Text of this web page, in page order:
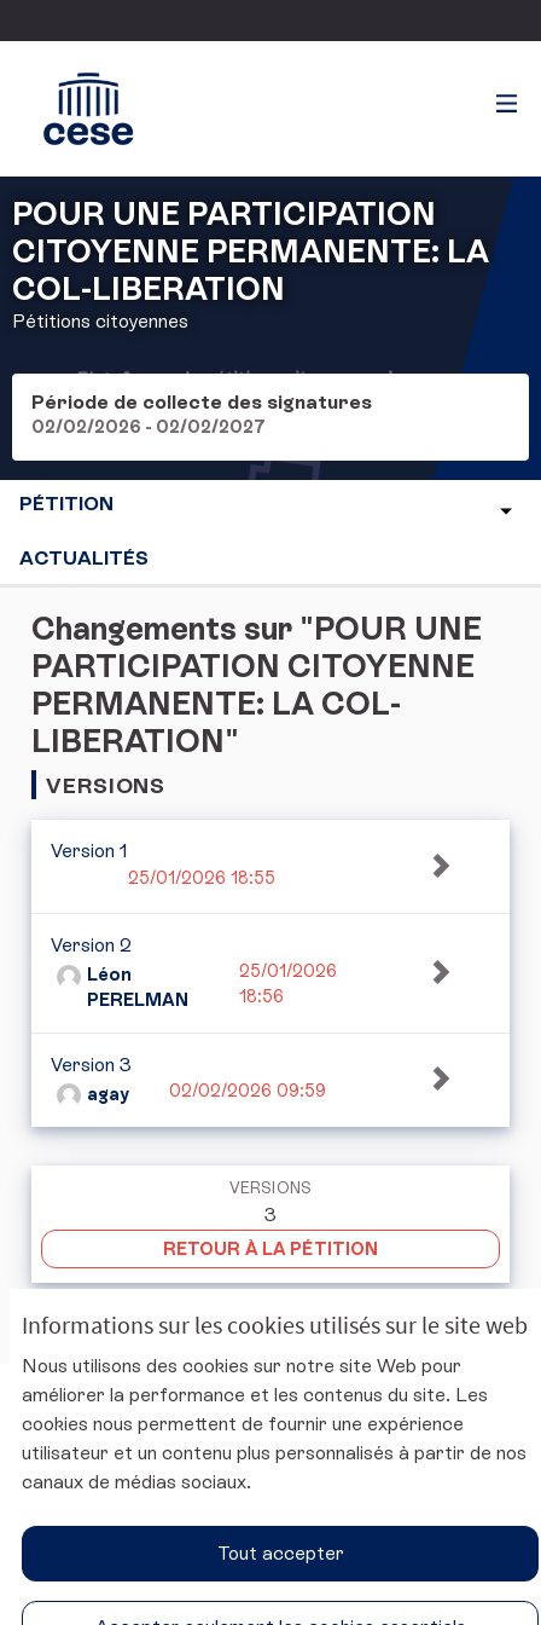
Informations sur les cookies utilisés sur le site web
Nous utilisons des cookies sur notre site Web pour
améliorer la performance et les contenus du site. Les
cookies nous permettent de fournir une expérience
utilisateur et un contenu plus personnalisés à partir de nos
canaux de médias sociaux.
Tout accepter
POUR UNE PARTICIPATION
CITOYENNE PERMANENTE: LA
COL-LIBERATION
Pétitions citoyennes
Période de collecte des signatures
02/02/2026 - 02/02/2027
PÉTITION
ACTUALITÉS
Changements sur "POUR UNE
PARTICIPATION CITOYENNE
PERMANENTE: LA COL-
LIBERATION"
VERSIONS
Version 1
25/01/2026 18:55
Version 2
Léon
PERELMAN
25/01/2026
18:56
Version 3
agay 02/02/2026 09:59
VERSIONS
3
RETOUR À LA PÉTITION
Charte d'utilisation de la plateforme
Mentions légales
Conditions générales d'utilisation
Paramètres des cookies
SUIVEZ-NOUS